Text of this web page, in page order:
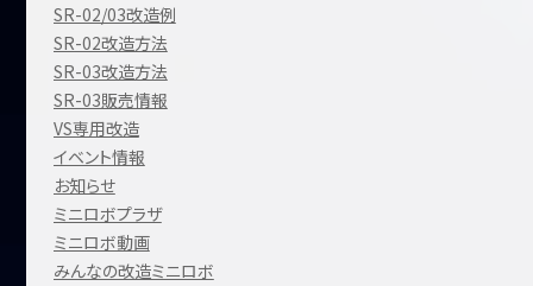
SR-02/03改造例
SR-02改造方法
SR-03改造方法
SR-03販売情報
VS専用改造
イベント情報
お知らせ
ミニロボプラザ
ミニロボ動画
みんなの改造ミニロボ